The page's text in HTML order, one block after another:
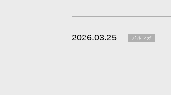
2026.03.25 メルマガ